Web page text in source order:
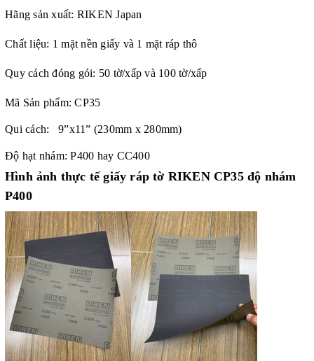
Hãng sản xuất: RIKEN Japan
Chất liệu: 1 mặt nền giấy và 1 mặt ráp thô
Quy cách đóng gói: 50 tờ/xấp và 100 tờ/xấp
Mã Sản phẩm: CP35
Qui cách: 9”x11” (230mm x 280mm)
Độ hạt nhám: P400 hay CC400
Hình ảnh thực tếgiấy ráp tờ RIKEN CP35 độ nhám
P400